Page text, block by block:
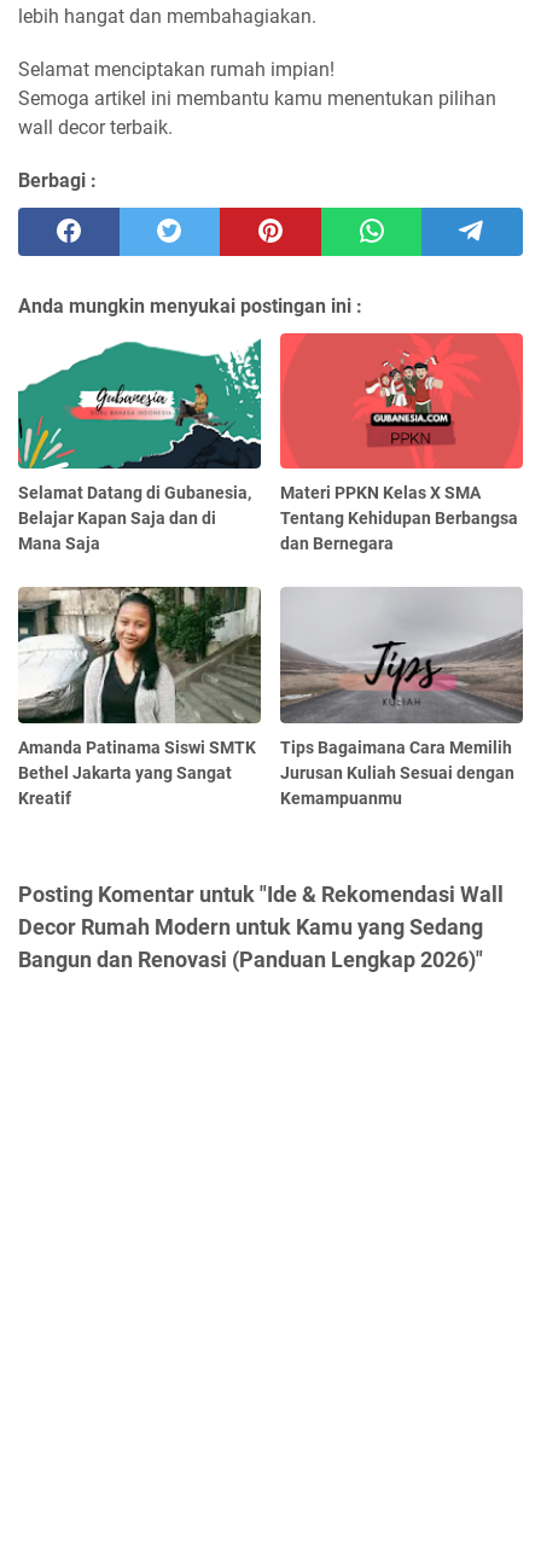
lebih hangat dan membahagiakan.
Selamat menciptakan rumah impian!
Semoga artikel ini membantu kamu menentukan pilihan
wall decor terbaik.
Berbagi :
Anda mungkin menyukai postingan ini :
Selamat Datang di Gubanesia,
Belajar Kapan Saja dan di
Mana Saja
Materi PPKN Kelas X SMA
Tentang Kehidupan Berbangsa
dan Bernegara
Amanda Patinama Siswi SMTK
Bethel Jakarta yang Sangat
Kreatif
Tips Bagaimana Cara Memilih
Jurusan Kuliah Sesuai dengan
Kemampuanmu
Posting Komentar untuk "Ide & Rekomendasi Wall
Decor Rumah Modern untuk Kamu yang Sedang
Bangun dan Renovasi (Panduan Lengkap 2026)"